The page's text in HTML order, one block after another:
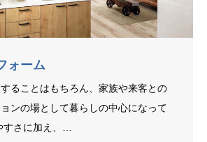
ォーム
ることはもちろん、家族や来客との
ンの場として暮らしの中心になって
すさに加え、…